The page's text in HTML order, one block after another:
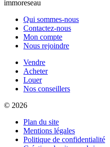
immoreseau
Qui sommes-nous
Contactez-nous
Mon compte
Nous rejoindre
Vendre
Acheter
Louer
Nos conseillers
© 2026
Plan du site
Mentions légales
Politique de confidentialité